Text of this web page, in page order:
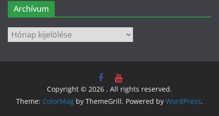
Archívum
Archívum
Copyright © 2026 . All rights reserved.
Theme: ColorMag by ThemeGrill. Powered by WordPress.